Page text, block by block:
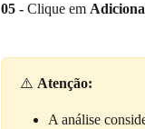
05 - Clique em
⚠️ Atenção:
A análise